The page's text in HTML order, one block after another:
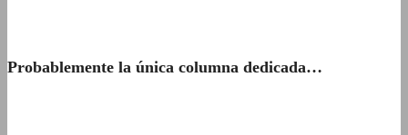
Probablemente la única columna dedicada…